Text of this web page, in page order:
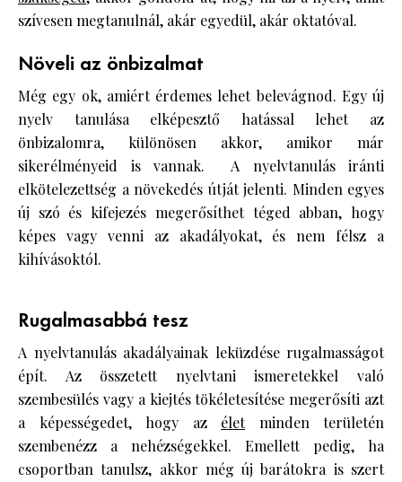
szívesen megtanulnál, akár egyedül, akár oktatóval.
Növeli az önbizalmat
Még egy ok, amiért érdemes lehet belevágnod. Egy új
nyelv tanulása elképesztő hatással lehet az
önbizalomra, különösen akkor, amikor már
sikerélményeid is vannak. A nyelvtanulás iránti
elkötelezettség a növekedés útját jelenti. Minden egyes
új szó és kifejezés megerősíthet téged abban, hogy
képes vagy venni az akadályokat, és nem félsz a
kihívásoktól.
Rugalmasabbá tesz
A nyelvtanulás akadályainak leküzdése rugalmasságot
épít. Az összetett nyelvtani ismeretekkel való
szembesülés vagy a kiejtés tökéletesítése megerősíti azt
a képességedet, hogy az életminden területén
szembenézz a nehézségekkel. Emellett pedig, ha
csoportban tanulsz, akkor még új barátokra is szert